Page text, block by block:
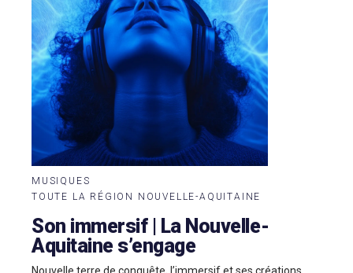
MUSIQUES
TOUTE LA RÉGION NOUVELLE-AQUITAINE
Son immersif | La Nouvelle-
Aquitaine s’engage